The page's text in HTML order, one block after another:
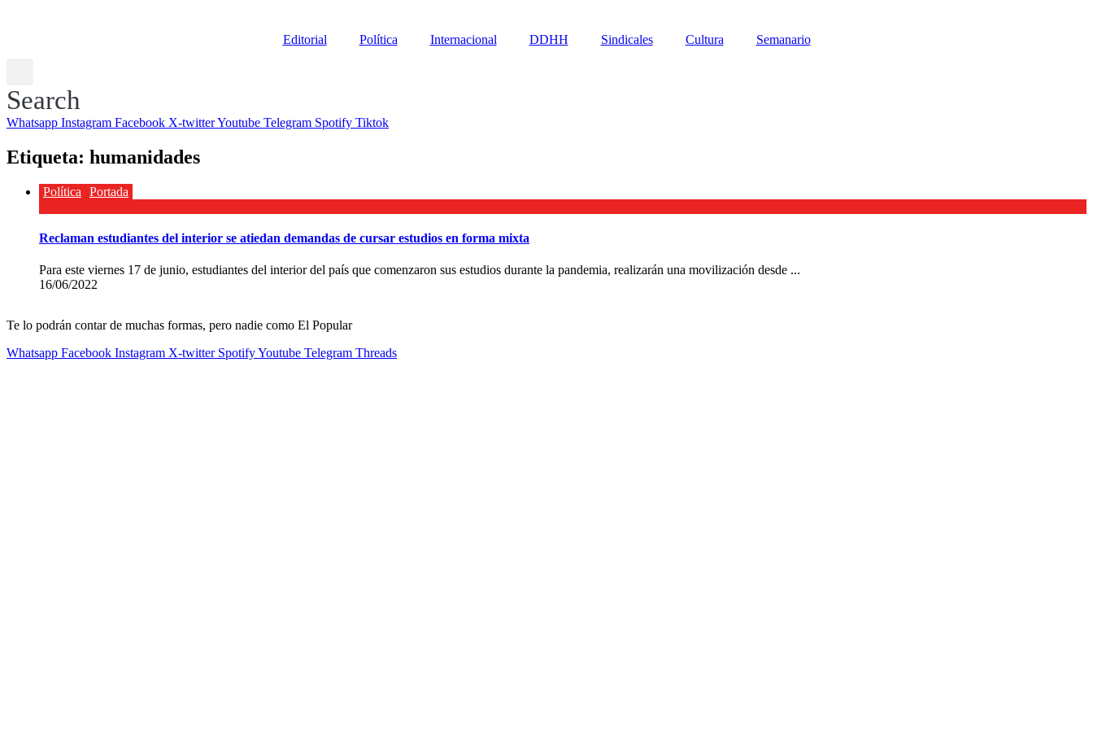
Editorial Política Internacional DDHH Sindicales Cultura Semanario
Search
Whatsapp Instagram Facebook X-twitterYoutube Telegram Spotify Tiktok
Etiqueta: humanidades
Política Portada
Reclaman estudiantes del interior se atiedan demandas de cursar estudios en forma mixta
Para este viernes 17 de junio, estudiantes del interior del país que comenzaron sus estudios durante la pandemia, realizarán una movilización desde ...
16/06/2022
Te lo podrán contar de muchas formas, pero nadie como El Popular
Whatsapp Facebook Instagram X-twitter SpotifyYoutube Telegram Threads